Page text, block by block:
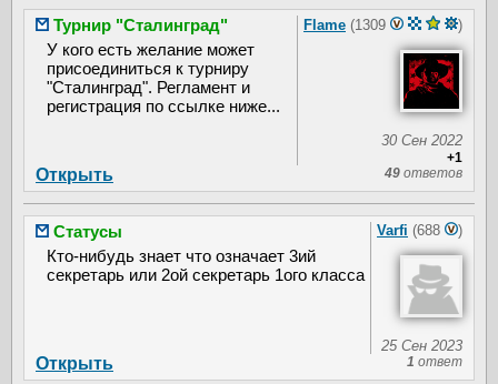
Flame (1309 )
30 Сен 2022
+1
Турнир "Сталинград"
У кого есть желание может
присоединиться к турниру
"Сталинград". Регламент и
регистрация по ссылке ниже...
49 ответов
Открыть
Varfi (688 )
25 Сен 2023
Статусы
Кто-нибудь знает что означает 3ий
секретарь или 2ой секретарь 1ого класса
1 ответ
Открыть